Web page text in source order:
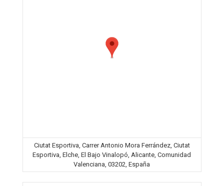
Ciutat Esportiva, Carrer Antonio Mora Ferrández, Ciutat
Esportiva, Elche, El Bajo Vinalopó, Alicante, Comunidad
Valenciana, 03202, España